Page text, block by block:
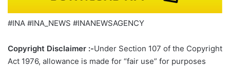
#INA #INA_NEWS #INANEWSAGENCY
Copyright Disclaimer :-Under Section 107 of the Copyright
Act 1976, allowance is made for “fair use” for purposes